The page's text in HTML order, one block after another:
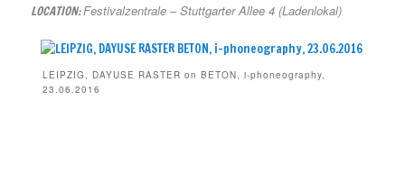
LOCATION: Festivalzentrale – Stuttgarter Allee 4 (Ladenlokal)
LEIPZIG, DAYUSE RASTER on BETON, i-phoneography,
23.06.2016